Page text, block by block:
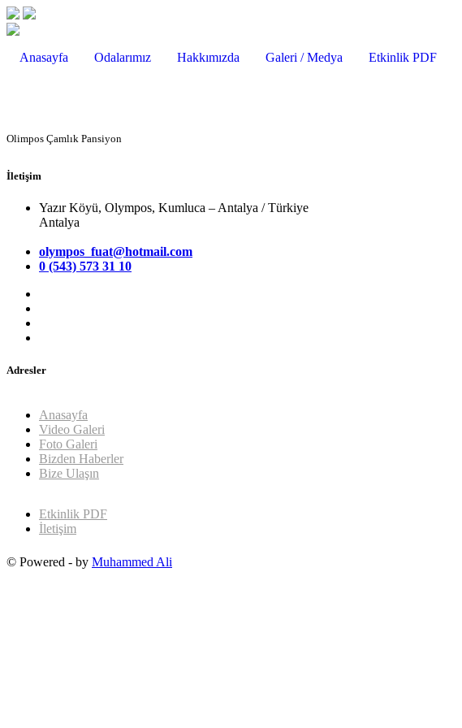
Anasayfa Odalarımız Hakkımızda Galeri / Medya Etkinlik PDF
Olimpos Çamlık Pansiyon
İletişim
Yazır Köyü, Olympos, Kumluca – Antalya / Türkiye
Antalya
olympos_fuat@hotmail.com
0 (543) 573 31 10
Adresler
Anasayfa
Video Galeri
Foto Galeri
Bizden Haberler
Bize Ulaşın
Etkinlik PDF
İletişim
© Powered - by Muhammed Ali